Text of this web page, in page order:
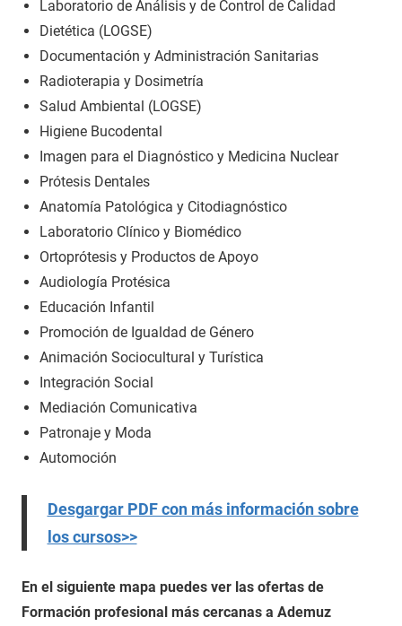
Laboratorio de Análisis y de Control de Calidad
Dietética (LOGSE)
Documentación y Administración Sanitarias
Radioterapia y Dosimetría
Salud Ambiental (LOGSE)
Higiene Bucodental
Imagen para el Diagnóstico y Medicina Nuclear
Prótesis Dentales
Anatomía Patológica y Citodiagnóstico
Laboratorio Clínico y Biomédico
Ortoprótesis y Productos de Apoyo
Audiología Protésica
Educación Infantil
Promoción de Igualdad de Género
Animación Sociocultural y Turística
Integración Social
Mediación Comunicativa
Patronaje y Moda
Automoción
Desgargar PDF con más información sobre
los cursos>>
En el siguiente mapa puedes ver las ofertas de
Formación profesional más cercanas a Ademuz